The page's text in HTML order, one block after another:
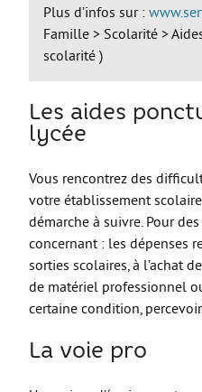
L’orientation
Les stages
Bafa et animation
Métiers en uniforme
Année de Césure
INTERNATIONAL
Préparer son départ
Stages, Études,
Emploi
Plus d’infos sur :
Famille > Scolarité >
scolarité )
Les aides
lycée
Vous rencontrez des
votre établissement
démarche à suivre. Pour
concernant : les dépenses
sorties scolaires, à l’achat
de matériel professionnel
certaine condition,
La voie pro